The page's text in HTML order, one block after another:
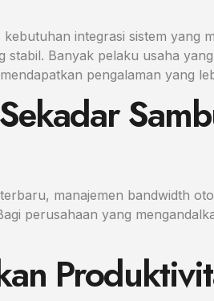
integrasi sistem yang
Banyak pelaku usaha
pengalaman yang
manajemen bandwidth
perusahaan yang